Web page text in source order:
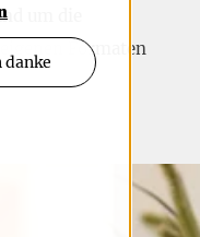
danke
um die
Formaten